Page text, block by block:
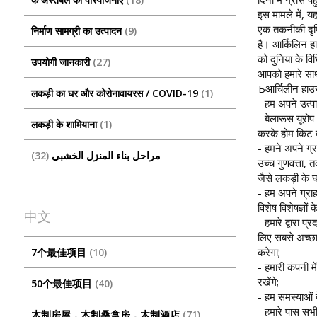
निर्माण सामग्री का उत्पादन 9
उपयोगी जानकारी 27
लकड़ी का घर और कोरोनावायरस / COVID-19 1
लकड़ी के शामियाना 1
مراحل بناء المنزل الخشبي 32
中文
7个最佳项目 10
50个最佳项目 40
इस मामले में,
एक तकनीकी
है। आर्किलिन
को दुनिया के
आपको हमारे
Ъआर्चिलीन
- हम अपने
- बेलारूस यूरोप
करके होम किट
- हमने अपने
उच्च गुणवत्ता,
जैसे लकड़ी के घर
- हम अपने
विशेष
- हमारे द्वारा
लिए सबसे
करेगा;
- हमारी
रखेंगे;
- हम समस्याओं
- हमारे पास